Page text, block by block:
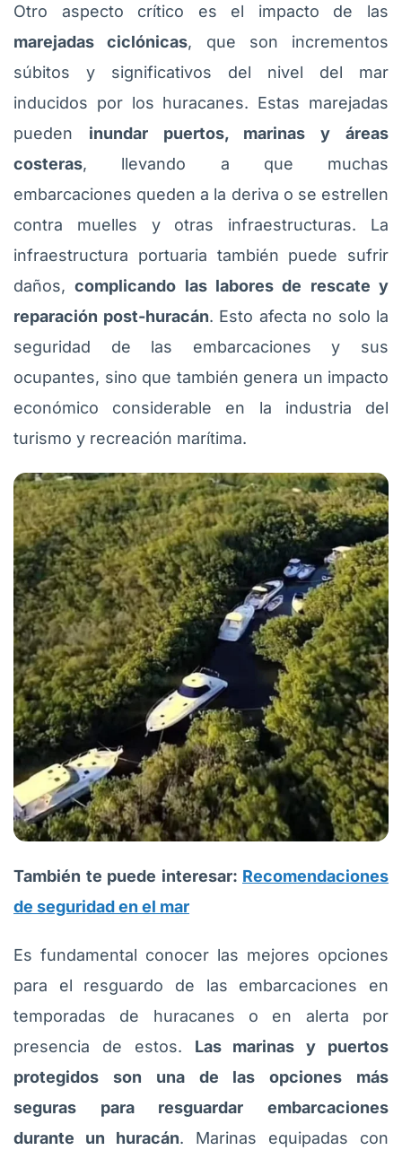
Otro aspecto crítico es el impacto de las
marejadas ciclónicas, que son incrementos
súbitos y significativos del nivel del mar
inducidos por los huracanes. Estas marejadas
pueden inundar puertos, marinas y áreas
costeras, llevando a que muchas
embarcaciones queden a la deriva o se estrellen
contra muelles y otras infraestructuras. La
infraestructura portuaria también puede sufrir
daños,complicando las labores de rescate y
reparación post-huracán. Esto afecta no solo la
seguridad de las embarcaciones y sus
ocupantes, sino que también genera un impacto
económico considerable en la industria del
turismo y recreación marítima.
También te puede interesar: Recomendaciones
de seguridad en el mar
Es fundamental conocer las mejores opciones
para el resguardo de las embarcaciones en
temporadas de huracanes o en alerta por
presencia de estos. Las marinas y puertos
protegidos son una de las opciones más
seguras para resguardar embarcaciones
durante un huracán. Marinas equipadas con